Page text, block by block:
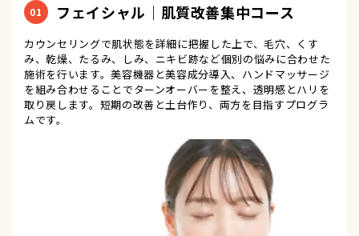
01 フェイシャル｜肌質改善集中コース
カウンセリングで肌状態を詳細に把握した上で、毛穴、くす
み、乾燥、たるみ、しみ、ニキビ跡など個別の悩みに合わせた
施術を行います。美容機器と美容成分導入、ハンドマッサージ
を組み合わせることでターンオーバーを整え、透明感とハリを
取り戻します。短期の改善と土台作り、両方を目指すプログラ
ムです。